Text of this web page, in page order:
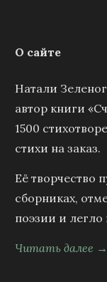
О сайте
Натали
автор книги
1500
стихи на заказ.
Её творчество
сборниках,
поэзии и легло
Читать далее →